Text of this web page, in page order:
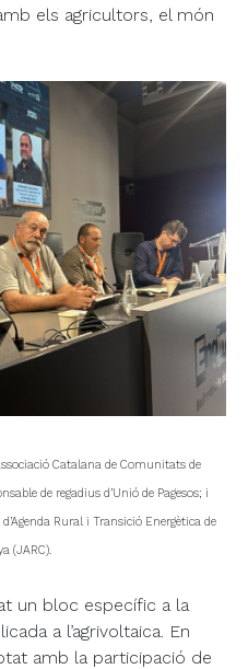
els agricultors, el món
Catalana de Comunitats de
de regadius d’Unió de Pagesos; i
Rural i Transició Energètica de
(JARC).
un bloc específic a la
a l’agrivoltaica. En
amb la participació de